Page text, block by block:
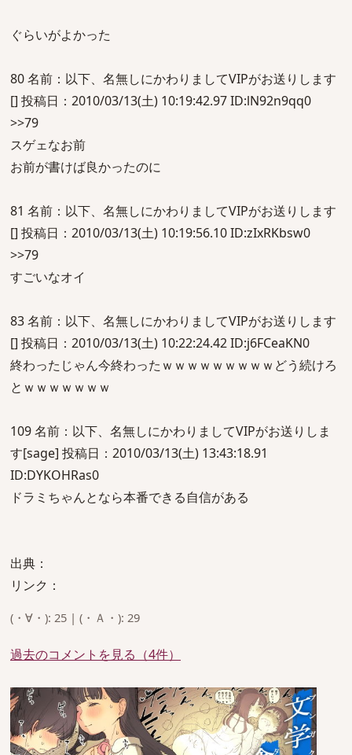
ぐらいがよかった
80 名前：以下、名無しにかわりましてVIPがお送りします
[] 投稿日：2010/03/13(土) 10:19:42.97 ID:lN92n9qq0
>>79
スゲェなお前
お前が書けば良かったのに
81 名前：以下、名無しにかわりましてVIPがお送りします
[] 投稿日：2010/03/13(土) 10:19:56.10 ID:zIxRKbsw0
>>79
すごいなオイ
83 名前：以下、名無しにかわりましてVIPがお送りします
[] 投稿日：2010/03/13(土) 10:22:24.42 ID:j6FCeaKN0
終わったじゃん今終わったｗｗｗｗｗｗｗｗｗどう続けろ
とｗｗｗｗｗｗｗ
109 名前：以下、名無しにかわりましてVIPがお送りしま
す[sage] 投稿日：2010/03/13(土) 13:43:18.91
ID:DYKOHRas0
ドラミちゃんとなら本番できる自信がある
出典：
リンク：
(・∀・): 25 | (・Ａ・): 29
過去のコメントを見る（4件）